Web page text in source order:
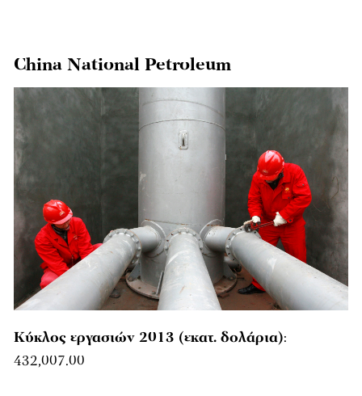
China National Petroleum
Κύκλος εργασιών 2013 (εκατ. δολάρια):
432,007.00